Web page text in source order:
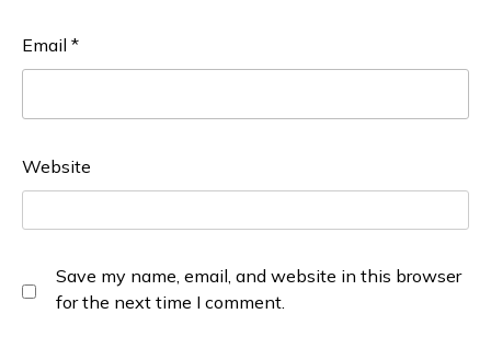
Email *
Website
Save my name, email, and website in this browser
for the next time I comment.